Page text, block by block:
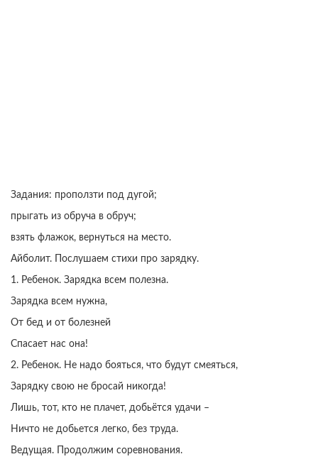
Задания: проползти под дугой;
прыгать из обруча в обруч;
взять флажок, вернуться на место.
Айболит. Послушаем стихи про зарядку.
1. Ребенок. Зарядка всем полезна.
Зарядка всем нужна,
От бед и от болезней
Спасает нас она!
2. Ребенок. Не надо бояться, что будут смеяться,
Зарядку свою не бросай никогда!
Лишь, тот, кто не плачет, добьётся удачи –
Ничто не добьется легко, без труда.
Ведущая. Продолжим соревнования.